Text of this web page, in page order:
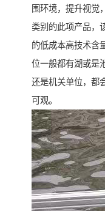
围环境，提升视觉
类别的此项产品，
的低成本高技术含
位一般都有湖或是
还是机关单位，都
可观。